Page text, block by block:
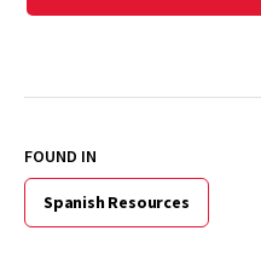
FOUND IN
Spanish Resources